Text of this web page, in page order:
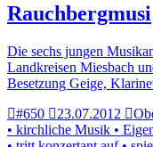
Rauchbergmusi
Die sechs jungen
Landkreisen Miesbach
Besetzung Geige,
#650
23.07.2012
• kirchliche Musik •